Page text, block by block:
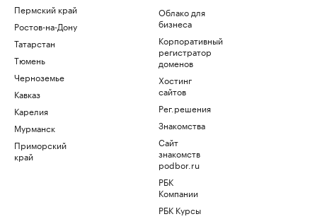
Пермский край
Ростов-на-Дону
Татарстан
Тюмень
Черноземье
Кавказ
Карелия
Мурманск
Приморский
край
Облако для
бизнеса
Корпоративный
регистратор
доменов
Хостинг
сайтов
Рег.решения
Знакомства
Сайт
знакомств
podbor.ru
РБК
Компании
РБК Курсы